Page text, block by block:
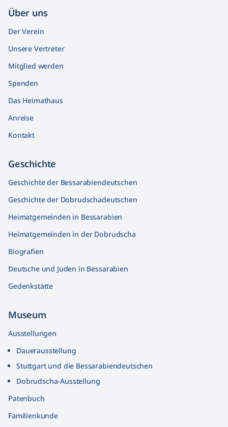
Über uns
Der Verein
Unsere Vertreter
Mitglied werden
Spenden
Das Heimathaus
Anreise
Kontakt
Geschichte
Geschichte der Bessarabiendeutschen
Geschichte der Dobrudschadeutschen
Heimatgemeinden in Bessarabien
Heimatgemeinden in der Dobrudscha
Biografien
Deutsche und Juden in Bessarabien
Gedenkstätte
Museum
Ausstellungen
Dauerausstellung
Stuttgart und die Bessarabiendeutschen
Dobrudscha­-Ausstellung
Patenbuch
Familienkunde